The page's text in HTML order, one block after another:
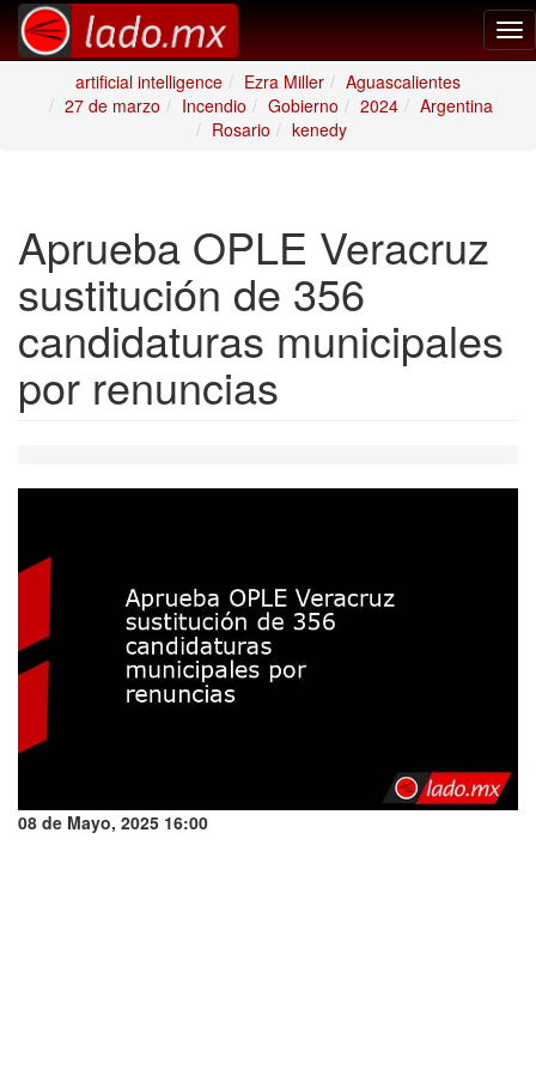
artificial intelligence
Ezra Miller
Aguascalientes
27 de marzo
Incendio Gobierno 2024
Argentina
Rosario
kenedy
Aprueba OPLE Veracruz
sustitución de 356
candidaturas municipales
por renuncias
08 de Mayo, 2025 16:00